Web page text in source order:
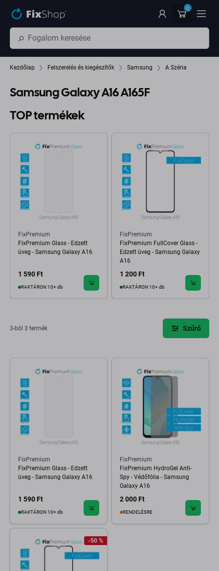
0
Kezdőlap Felszerelés és kiegészítők Samsung A Széria
Samsung Galaxy A16 A165F
TOP termékek
FixPremium
FixPremium Glass - Edzett
üveg - Samsung Galaxy A16
1 590 Ft
RAKTÁRON 10+ db
FixPremium
FixPremium FullCover Glass -
Edzett üveg - Samsung Galaxy
A16
1 200 Ft
RAKTÁRON 10+ db
3-ból 3 termék Szűrő
FixPremium
FixPremium Glass - Edzett
üveg - Samsung Galaxy A16
1 590 Ft
RAKTÁRON 10+ db
FixPremium
FixPremium HydroGel Anti-
Spy - Védőfólia - Samsung
Galaxy A16
2 000 Ft
RENDELÉSRE
-50 %